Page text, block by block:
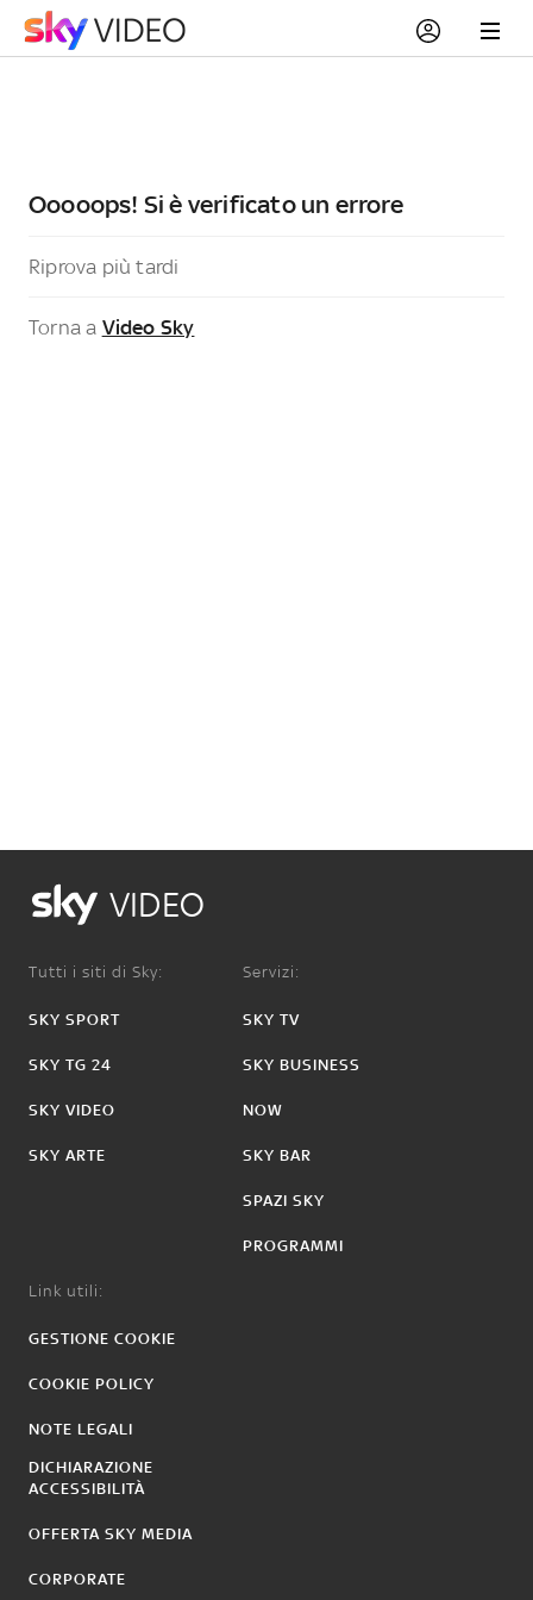
Ooooops! Si è verificato un errore
Riprova più tardi
Torna a Video Sky
VIDEO
Tutti i siti di Sky:
SKY SPORT
SKY TG 24
SKY VIDEO
SKY ARTE
Servizi:
SKY TV
SKY BUSINESS
NOW
SKY BAR
SPAZI SKY
PROGRAMMI
Link utili:
GESTIONE COOKIE
COOKIE POLICY
NOTE LEGALI
DICHIARAZIONE
ACCESSIBILITÀ
OFFERTA SKY MEDIA
CORPORATE